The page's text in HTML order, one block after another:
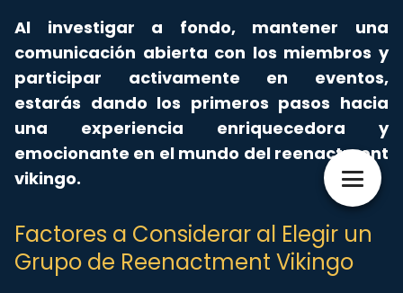
Al investigar a fondo, mantener una
comunicación abierta con los miembros y
participar activamente en eventos,
estarás dando los primeros pasos hacia
una experiencia enriquecedora y
emocionante en el mundo del reenactment
vikingo.
Factores a Considerar al Elegir un
Grupo de Reenactment Vikingo